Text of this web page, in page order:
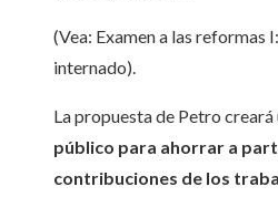
(Vea: Examen a las reformas
internado).
La propuesta de Petro creará
público para ahorrar a
contribuciones de los